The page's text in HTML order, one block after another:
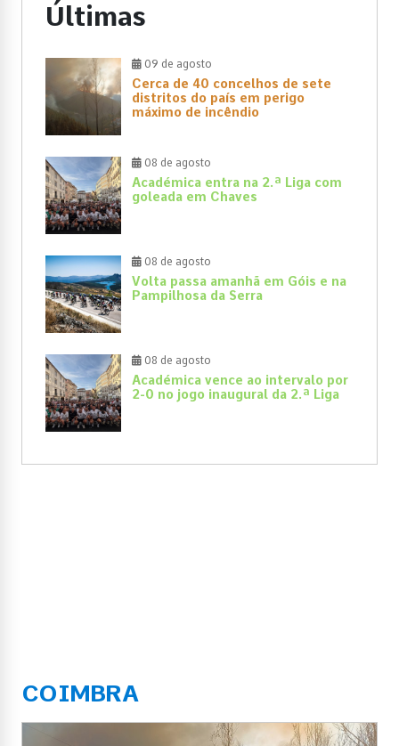
Últimas
09 de agosto
Cerca de 40 concelhos de sete
distritos do país em perigo
máximo de incêndio
08 de agosto
Académica entra na 2.ª Liga com
goleada em Chaves
08 de agosto
Volta passa amanhã em Góis e na
Pampilhosa da Serra
08 de agosto
Académica vence ao intervalo por
2-0 no jogo inaugural da 2.ª Liga
COIMBRA